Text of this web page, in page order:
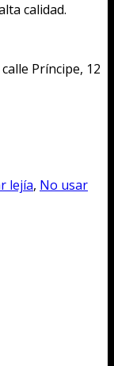
calidad.
Príncipe, 12
lejía, No usar